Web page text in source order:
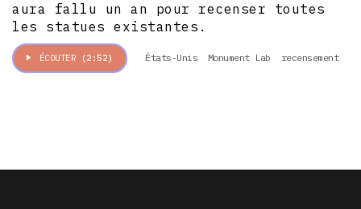
aura fallu un an pour recenser toutes
les statues existantes.
ÉCOUTER (2:52) États-Unis Monument Lab recensement